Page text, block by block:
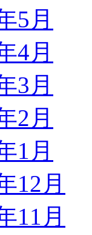
5月
4月
3月
2月
1月
12月
11月